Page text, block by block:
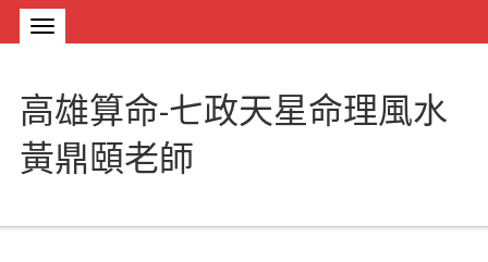
高雄算命-七政天星命理風水
黃鼎頤老師